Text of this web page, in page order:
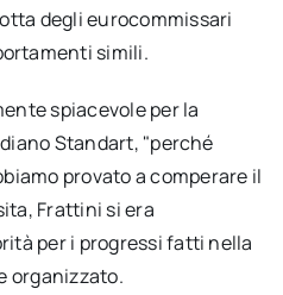
degli eurocommissari
simili.
spiacevole per la
Standart, "perché
provato a comperare il
Frattini si era
per i progressi fatti nella
organizzato.